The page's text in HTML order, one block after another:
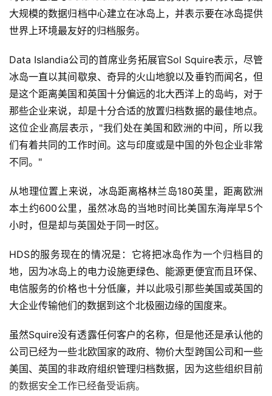
大规模的数据归档中心建立在冰岛上，并表示要在冰岛提供
世界上环境最友好的归档服务。
Data Islandia公司的首席业务拓展官Sol Squire表示，尽管
冰岛一直以其间歇泉、奇异的火山地貌以及垂钓而闻名，但
是这个距离美国和英国十分偏远的北大西洋上的岛屿，对于
那些企业来说，却是十分合适的放置归档数据的最佳地点。
这位企业高层表示，"我们处在美国和欧洲的中间，所以我
们有着共同的工作时间。这与印度或是中国的外包企业非常
不同。"
从地理位置上来说，冰岛距离格林兰岛180英里，距离欧洲
本土约600公里，虽然冰岛的当地时间比美国东海岸早5个
小时，但是却与英国处于同一时区。
HDS的服务现在的情况是：它将把冰岛作为一个归档目的
地，因为冰岛上的电力设施更绿色、能源更便宜而且环保、
电信服务的价格也十分低廉，并以此吸引那些美国或英国的
大企业传输他们的数据到这个北极圈边缘的国度来。
虽然Squire没有透露任何客户的名称，但是他还是承认他的
公司已经为一些北欧国家的政府、物价大型跨国公司和一些
美国、英国的非政府组织管理归档数据，因为这些组织目前
的数据安全工作已经备受诟病。